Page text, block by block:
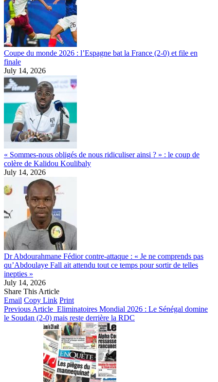
Coupe du monde 2026 : l’Espagne bat la France (2-0) et file en
finale
July 14, 2026
« Sommes-nous obligés de nous ridiculiser ainsi ? » : le coup de
colère de Kalidou Koulibaly
July 14, 2026
Dr Abdourahmane Fédior contre-attaque : « Je ne comprends pas
qu’Abdoulaye Fall ait attendu tout ce temps pour sortir de telles
inepties »
July 14, 2026
Share This Article
Email Copy Link Print
Previous Article Eliminatoires Mondial 2026 : Le Sénégal domine
le Soudan (2-0) mais reste derrière la RDC